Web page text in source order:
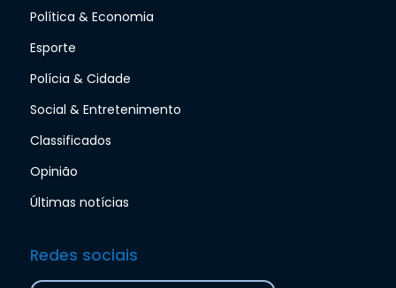
Política & Economia
Esporte
Polícia & Cidade
Social & Entretenimento
Classificados
Opinião
Últimas notícias
Redes sociais